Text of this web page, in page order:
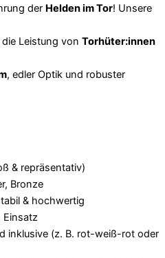
der Helden im Tor! Unsere
Leistung von Torhüter:innen
, edler Optik und robuster
& repräsentativ)
Bronze
& hochwertig
Einsatz
inklusive (z. B. rot-weiß-rot oder